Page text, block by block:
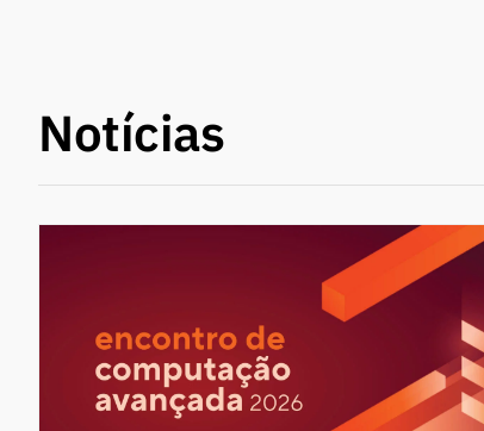
Notícias